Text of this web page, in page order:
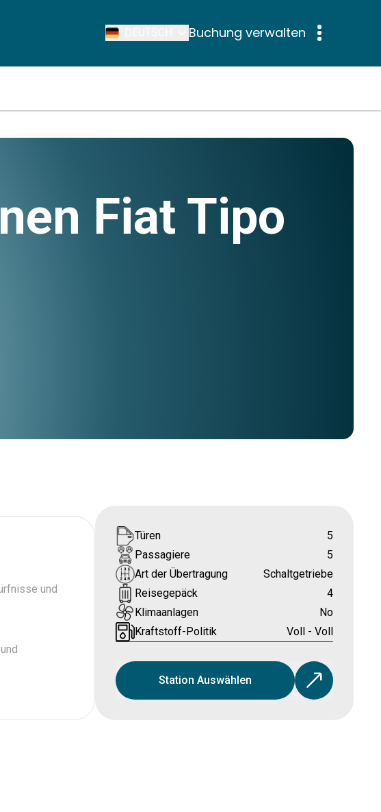
Buchung verwalten
Fiat Tipo
und
Türen
5
Passagiere
5
Art der Übertragung
Schaltgetriebe
Reisegepäck
4
Klimaanlagen
No
Kraftstoff-Politik
Voll - Voll
Station Auswählen